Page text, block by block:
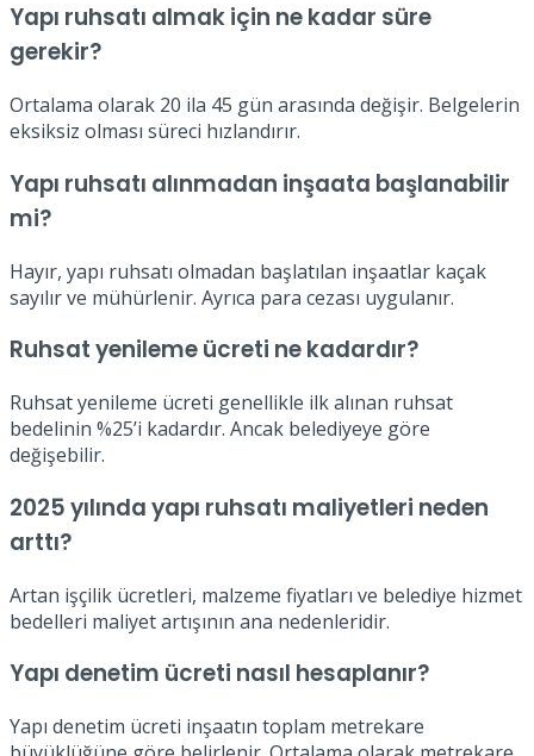
Yapı ruhsatı almak için ne kadar süre
gerekir?
Ortalama olarak 20 ila 45 gün arasında değişir. Belgelerin
eksiksiz olması süreci hızlandırır.
Yapı ruhsatı alınmadan inşaata başlanabilir
mi?
Hayır, yapı ruhsatı olmadan başlatılan inşaatlar kaçak
sayılır ve mühürlenir. Ayrıca para cezası uygulanır.
Ruhsat yenileme ücreti ne kadardır?
Ruhsat yenileme ücreti genellikle ilk alınan ruhsat
bedelinin %25’i kadardır. Ancak belediyeye göre
değişebilir.
2025 yılında yapı ruhsatı maliyetleri neden
arttı?
Artan işçilik ücretleri, malzeme fiyatları ve belediye hizmet
bedelleri maliyet artışının ana nedenleridir.
Yapı denetim ücreti nasıl hesaplanır?
Yapı denetim ücreti inşaatın toplam metrekare